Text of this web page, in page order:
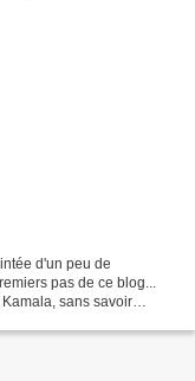
d'un peu de
pas de ce blog...
sans savoir